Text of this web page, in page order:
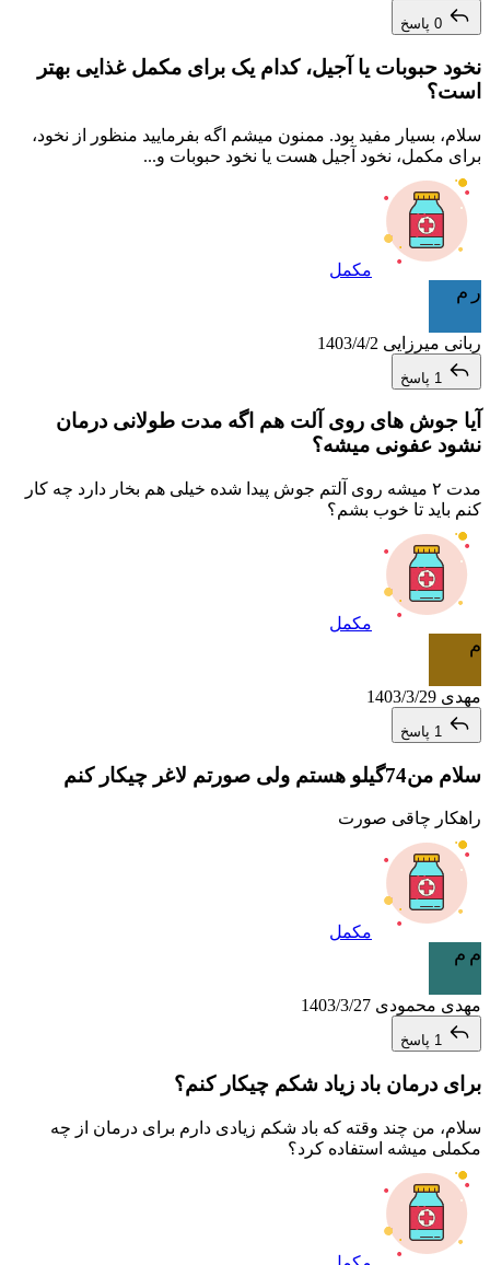
نخود حبوبات یا آجیل، کدام یک برای مکمل غذایی بهتر
است؟
سلام، بسیار مفید بود. ممنون میشم اگه بفرمایید منظور از نخود،
برای مکمل، نخود آجیل هست یا نخود حبوبات و...
مکمل
ر م
ربانی میرزایی 1403/4/2
آیا جوش های روی آلت هم اگه مدت طولانی درمان
نشود عفونی میشه؟
مدت ۲ میشه روی آلتم جوش پیدا شده خیلی هم بخار دارد چه کار
کنم باید تا خوب بشم؟
مکمل
م
مهدی 1403/3/29
سلام من74گیلو هستم ولی صورتم لاغر چیکار کنم
راهکار چاقی صورت
مکمل
م م
مهدی محمودی 1403/3/27
برای درمان باد زیاد شکم چیکار کنم؟
سلام، من چند وقته که باد شکم زیادی دارم برای درمان از چه
مکملی میشه استفاده کرد؟